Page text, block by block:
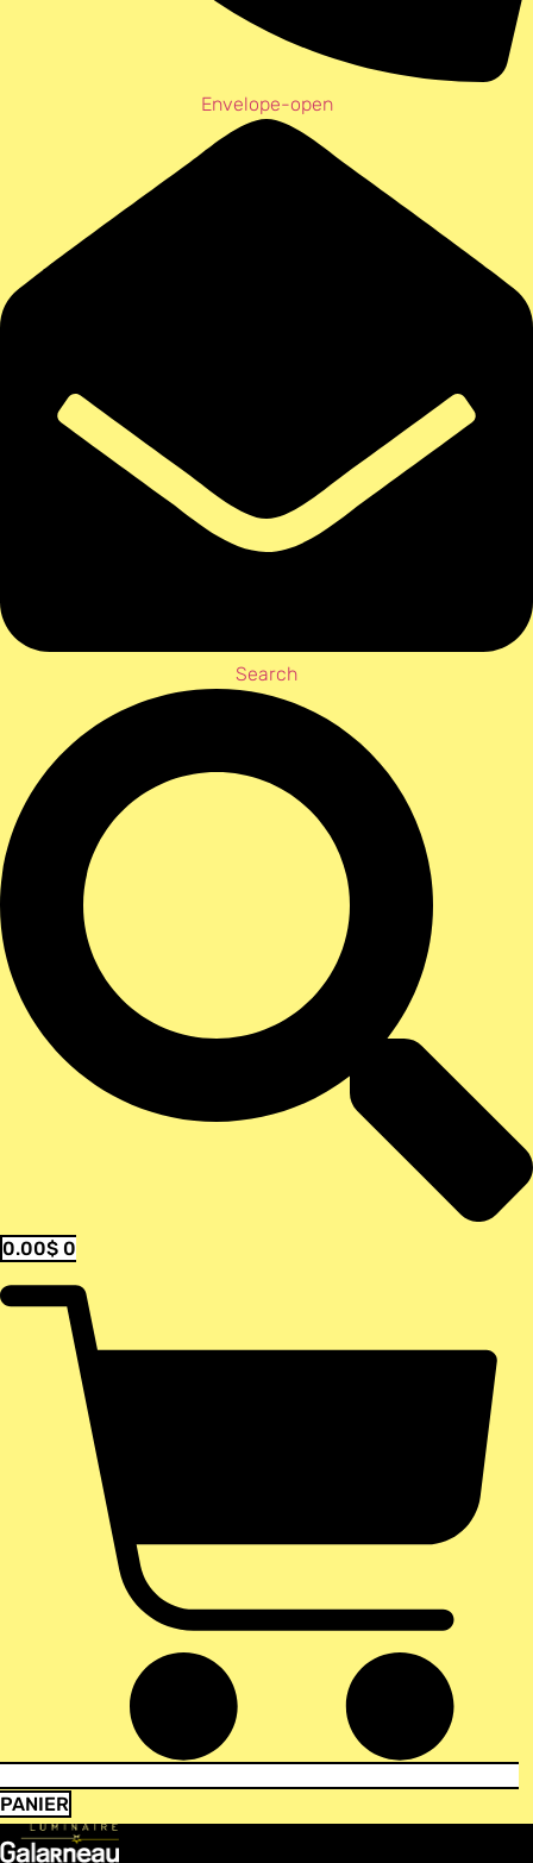
Envelope-open
Search
0.00$ 0
PANIER